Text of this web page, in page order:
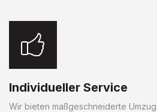
Individueller Service
Wir bieten maßgeschneiderte